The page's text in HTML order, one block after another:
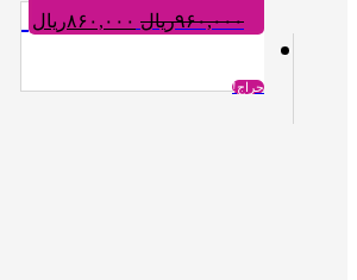
۹۶۰,۰۰۰ریالاصلی:
۸۶۰,۰۰۰ریال
حراج!